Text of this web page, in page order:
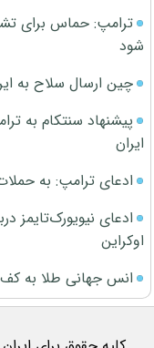
ترامپ: حماس برای
شود
چین ارسال سلاح به
پیشنهاد سنتکام به
ایران
ادعای ترامپ: به
ادعای نیویورک‌تایمز
اوکراین
انس جهانی طلا به